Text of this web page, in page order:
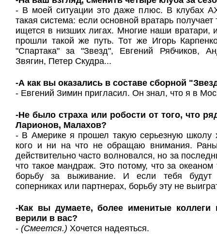
- В моей ситуации это даже плюс. В клубах
такая система: если основной вратарь
ищется в низших лигах. Многие наши вратари,
прошли такой же путь. Тот же Игорь
"Спартака" за "Звезд", Евгений Рябчиков,
Звягин, Петер Скудра...
-А как вы оказались в составе сборной
- Евгений Зимин пригласил. Он знал, что я в
-Не было страха или робости от того, что
Ларионов, Малахов?
- В Америке я прошел такую серьезную школу
кого и ни на что не обращаю внимания.
действительно часто волновался, но за
что такое мандраж. Это потому, что за
борьбу за выживание. И если тебя будут
соперниках или партнерах, борьбу эту не
-Как вы думаете, более именитые коллеги
верили в вас?
- (Смеется.) Хочется надеяться.